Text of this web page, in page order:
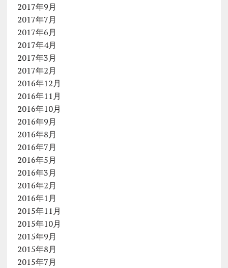
2017年9月
2017年7月
2017年6月
2017年4月
2017年3月
2017年2月
2016年12月
2016年11月
2016年10月
2016年9月
2016年8月
2016年7月
2016年5月
2016年3月
2016年2月
2016年1月
2015年11月
2015年10月
2015年9月
2015年8月
2015年7月